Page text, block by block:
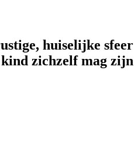
huiselijke sfeer
zichzelf mag zijn